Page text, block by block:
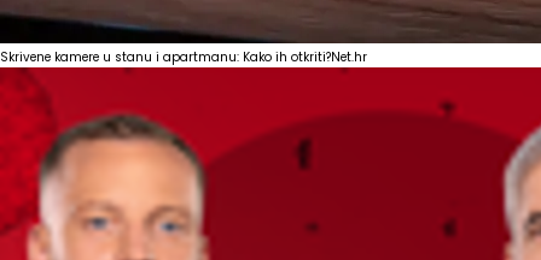
Skrivene kamere u stanu i apartmanu: Kako ih otkriti?Net.hr